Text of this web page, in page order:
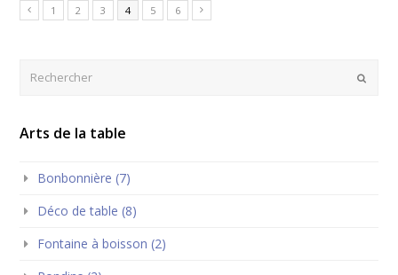
1 2 3 4 5 6
Arts de la table
Bonbonnière (7)
Déco de table (8)
Fontaine à boisson (2)